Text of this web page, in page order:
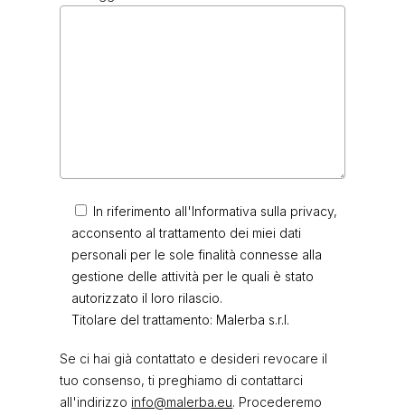
In riferimento all'Informativa sulla privacy,
acconsento al trattamento dei miei dati
personali per le sole finalità connesse alla
gestione delle attività per le quali è stato
autorizzato il loro rilascio.
Titolare del trattamento: Malerba s.r.l.
Se ci hai già contattato e desideri revocare il
tuo consenso, ti preghiamo di contattarci
all'indirizzo info@malerba.eu. Procederemo